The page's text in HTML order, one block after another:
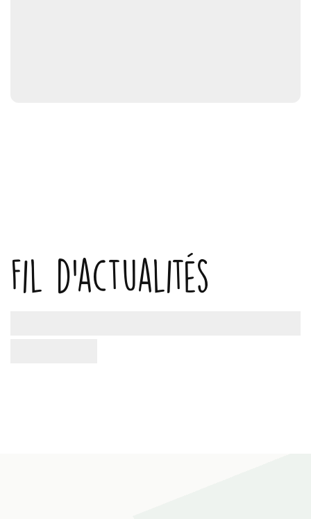
Fil d'actualités